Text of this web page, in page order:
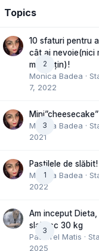
Topics
2
10 sfaturi pentru
cât ai nevoie(nici
mai puțin)!
Monica Badea ·
7, 2022
3
Monica Badea ·
2021
1
Pastilele de slăbit!
Monica Badea ·
2022
3
Am inceput
slabesc 30 kg
Pastorel Matis ·
2025